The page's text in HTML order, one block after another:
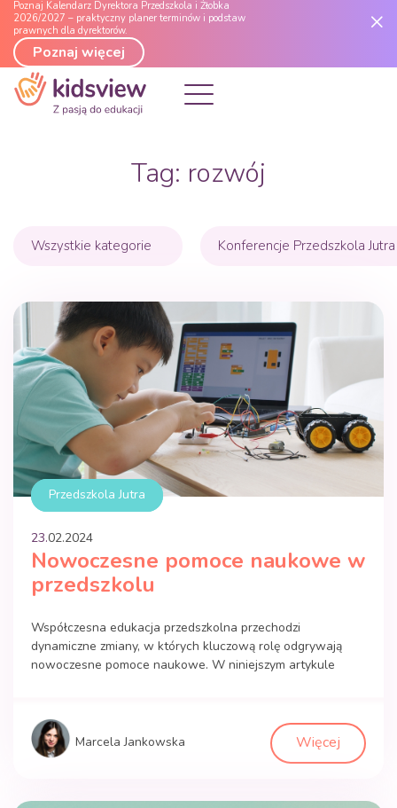
Poznaj Kalendarz Dyrektora Przedszkola i Żłobka
2026/2027 – praktyczny planer terminów i podstaw
prawnych dla dyrektorów.
Poznaj więcej
Tag: rozwój
Wszystkie kategorie Konferencje Przedszkola Jutra
Przedszkola Jutra
23.02.2024
Nowoczesne pomoce naukowe w
przedszkolu
Współczesna edukacja przedszkolna przechodzi
dynamiczne zmiany, w których kluczową rolę odgrywają
nowoczesne pomoce naukowe. W niniejszym artykule
retrospekcję historyczną oraz analizę współczesnych
trendów, zgłębimy istotę dostosowania metod nauczania
do specyficznych potrzeb rozwojowych najmłodszych
Marcela Jankowska Więcej